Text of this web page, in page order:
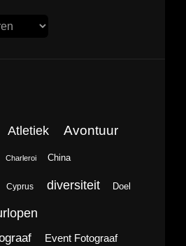
Atletiek Avontuur
Charleroi China
Cyprus diversiteit Doel
Event Fotograaf